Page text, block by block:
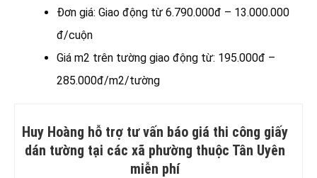
Đơn giá: Giao động từ 6.790.000đ – 13.000.000
đ/cuộn
Giá m2 trên tường giao động từ: 195.000đ –
285.000đ/m2/tường
Huy Hoàng hỗ trợ tư vấn báo giá thi công giấy
dán tường tại các xã phường thuộc Tân Uyên
miễn phí